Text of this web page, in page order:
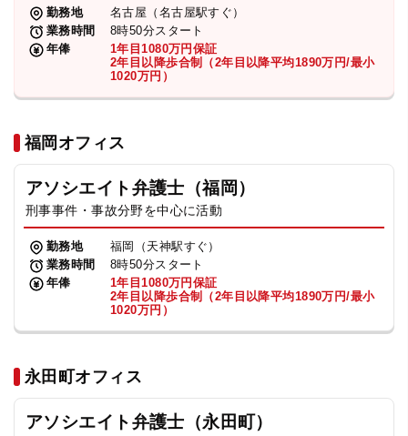
勤務地
名古屋（名古屋駅すぐ）
業務時間
8時50分スタート
年俸
1年目1080万円保証
2年目以降歩合制（2年目以降平均1890万円/最小
1020万円）
福岡オフィス
アソシエイト弁護士（福岡）
刑事事件・事故分野を中心に活動
勤務地
福岡（天神駅すぐ）
業務時間
8時50分スタート
年俸
1年目1080万円保証
2年目以降歩合制（2年目以降平均1890万円/最小
1020万円）
永田町オフィス
アソシエイト弁護士（永田町）